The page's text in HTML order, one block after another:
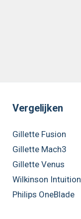
Vergelijken
Gillette Fusion
Gillette Mach3
Gillette Venus
Wilkinson Intuition
Philips OneBlade